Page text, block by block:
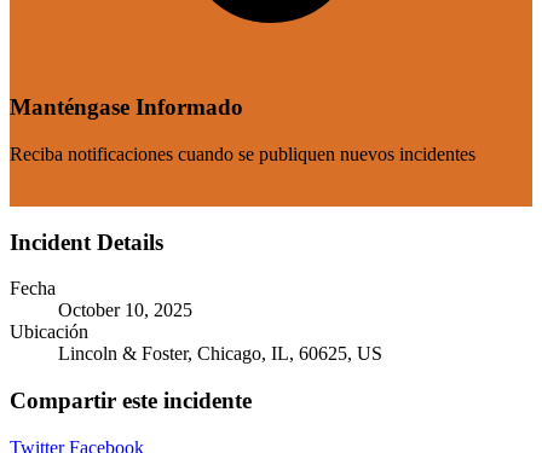
Manténgase Informado
Reciba notificaciones cuando se publiquen nuevos incidentes
Incident Details
Fecha
October 10, 2025
Ubicación
Lincoln & Foster, Chicago, IL, 60625, US
Compartir este incidente
TwitterFacebook